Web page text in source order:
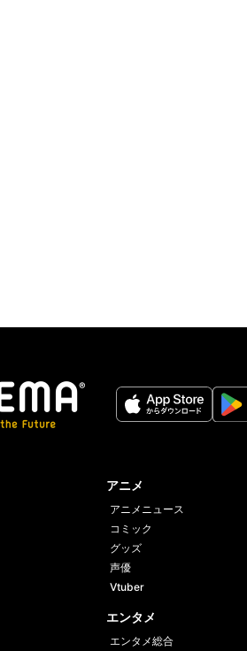
アニメ
アニメニュース
コミック
グッズ
声優
Vtuber
エンタメ
エンタメ総合